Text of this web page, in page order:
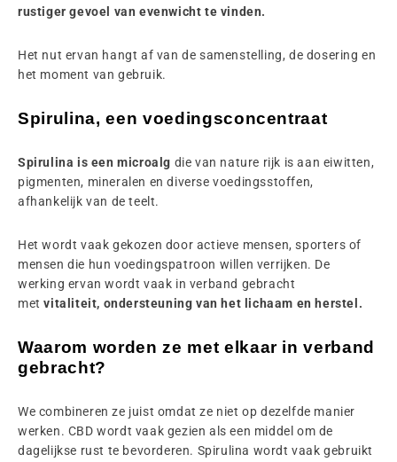
rustiger gevoel van evenwicht te vinden.
Het nut ervan hangt af van de samenstelling, de dosering en
het moment van gebruik.
Spirulina, een voedingsconcentraat
Spirulina is een microalg die van nature rijk is aan eiwitten,
pigmenten, mineralen en diverse voedingsstoffen,
afhankelijk van de teelt.
Het wordt vaak gekozen door actieve mensen, sporters of
mensen die hun voedingspatroon willen verrijken. De
werking ervan wordt vaak in verband gebracht
metvitaliteit, ondersteuning van het lichaam en herstel.
Waarom worden ze met elkaar in verband
gebracht?
We combineren ze juist omdat ze niet op dezelfde manier
werken. CBD wordt vaak gezien als een middel om de
dagelijkse rust te bevorderen. Spirulina wordt vaak gebruikt